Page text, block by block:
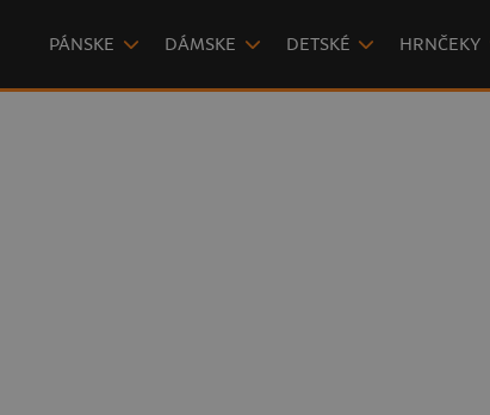
PÁNSKE DÁMSKE DETSKÉ HRNČEKY